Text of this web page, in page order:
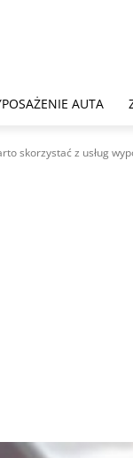
AUTA
skorzystać z usług